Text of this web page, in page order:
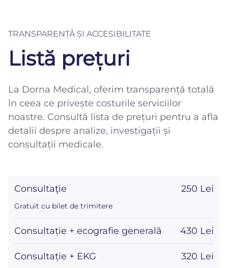
TRANSPARENȚĂ ȘI ACCESIBILITATE
Listă prețuri
La Dorna Medical, oferim transparență totală
în ceea ce privește costurile serviciilor
noastre. Consultă lista de prețuri pentru a afla
detalii despre analize, investigații și
consultații medicale.
Consultaţie 250 Lei
Gratuit cu bilet de trimitere
Consultație + ecografie generală 430 Lei
Consultație + EKG 320 Lei